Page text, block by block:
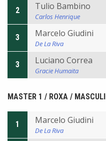
2 Tulio Bambino
Carlos Henrique
3 Marcelo Giudini
De La Riva
3 Luciano Correa
Gracie Humaita
MASTER 1 / ROXA /
1 Marcelo Giudini
De La Riva